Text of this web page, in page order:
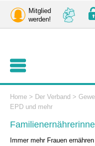
Mitglied
werden!
Home > Der Verband >
EPD und mehr
Immer mehr Frauen